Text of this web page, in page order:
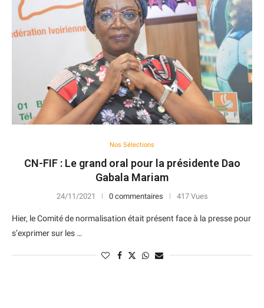
Nos Sélections
CN-FIF : Le grand oral pour la présidente Dao
Gabala Mariam
24/11/2021 0 commentaires 417 Vues
Hier, le Comité de normalisation était présent face à la presse pour
s’exprimer sur les …